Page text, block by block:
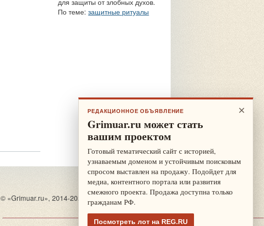
для защиты от злобных духов.
По теме:защитные ритуалы
© «Grimuar.ru», 2014-2026
×
РЕДАКЦИОННОЕ ОБЪЯВЛЕНИЕ
Grimuar.ru может стать
вашим проектом
Готовый тематический сайт с историей,
узнаваемым доменом и устойчивым поисковым
спросом выставлен на продажу. Подойдет для
медиа, контентного портала или развития
смежного проекта. Продажа доступна только
гражданам РФ.
Посмотреть лот на REG.RU